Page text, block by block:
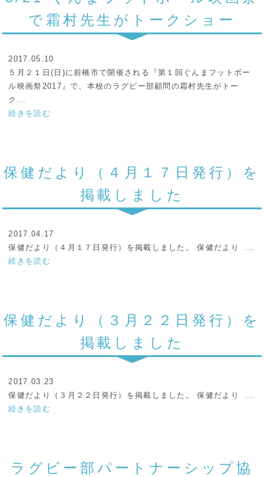
で霜村先生がトークショー
2017.05.10
５月２１日(日)に前橋市で開催される『第１回ぐんまフットボー
ル映画祭2017』で、本校のラグビー部顧問の霜村先生がトー
ク...
続きを読む
保健だより（４月１７日発行）を
掲載しました
2017.04.17
保健だより（４月１７日発行）を掲載しました。 保健だより ...
続きを読む
保健だより（３月２２日発行）を
掲載しました
2017.03.23
保健だより（３月２２日発行）を掲載しました。 保健だより ...
続きを読む
ラグビー部パートナーシップ協